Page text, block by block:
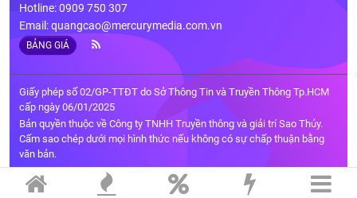
Hotline: 0909 750 307
Email:quangcao@mercurymedia.com.vn
BẢNG GIÁ
Giấy phép số 02/GP-TTĐT do Sở Thông Tin và Truyền Thông Tp.HCM
cấp ngày 06/01/2025
Bản quyền thuộc về Công ty TNHH Truyền thông và giải trí Sao Thủy.
Cấm sao chép dưới mọi hình thức nếu không có sự chấp thuận bằng
văn bản.